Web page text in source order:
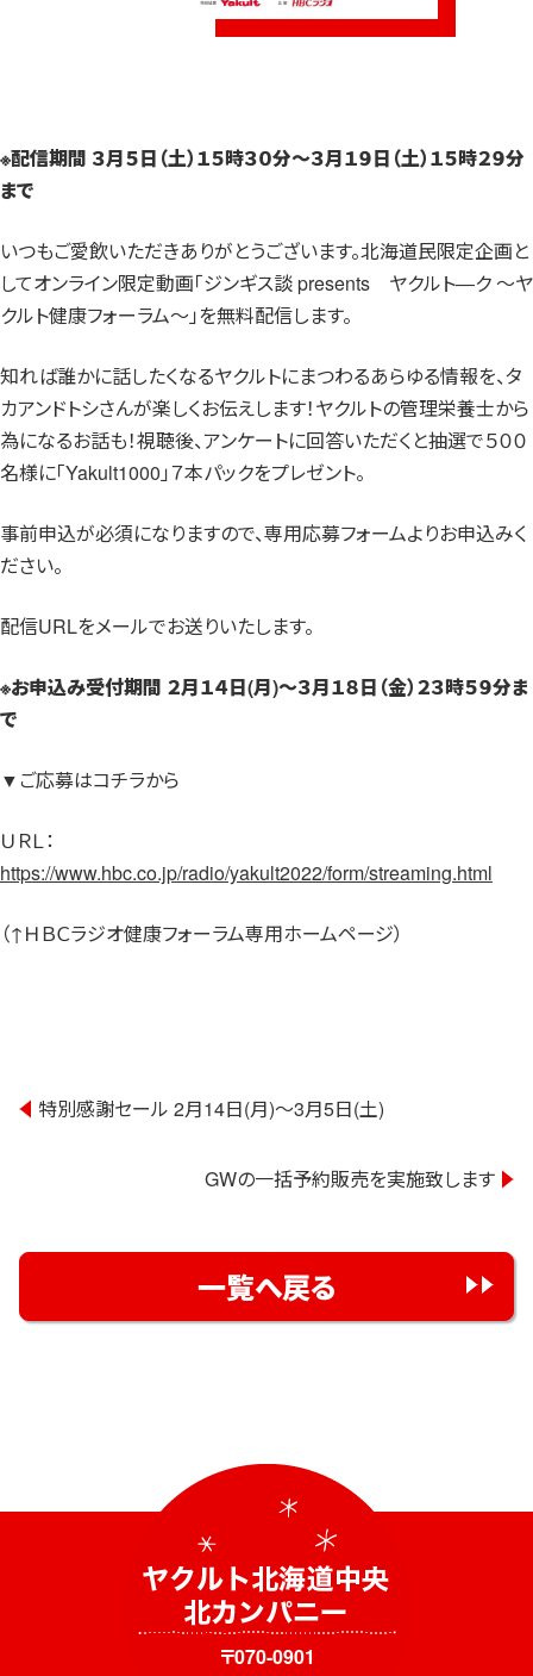
※配信期間 ３月５日（土）１５時３０分～３月１９日（土）１５時２９分
まで
いつもご愛飲いただきありがとうございます。北海道民限定企画と
してオンライン限定動画「ジンギス談 presents ヤクルト―ク ～ヤ
クルト健康フォーラム～」を無料配信します。
知れば誰かに話したくなるヤクルトにまつわるあらゆる情報を、タ
カアンドトシさんが楽しくお伝えします！ヤクルトの管理栄養士から
為になるお話も！視聴後、アンケートに回答いただくと抽選で５００
名様に「Yakult1000」７本パックをプレゼント。
事前申込が必須になりますので、専用応募フォームよりお申込みく
ださい。
配信URLをメールでお送りいたします。
※お申込み受付期間 ２月１４日(月)～３月１８日（金）２３時５９分ま
で
▼ご応募はコチラから
ＵＲＬ：
https://www.hbc.co.jp/radio/yakult2022/form/streaming.html
（↑ＨＢＣラジオ健康フォーラム専用ホームページ）
投
ー
特別感謝セール 2月14日(月)～3月5日(土)
GWの一括予約販売を実施致します
一覧へ戻る
〒070-0901